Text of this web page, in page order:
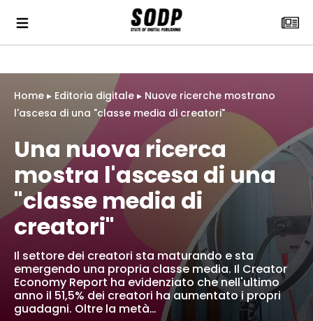
Home ▸ Editoria digitale ▸ Nuove ricerche mostrano
l'ascesa di una "classe media di creatori"
Una nuova ricerca
mostra l'ascesa di una
"classe media di
creatori"
Il settore dei creatori sta maturando e sta
emergendo una propria classe media. Il Creator
Economy Report ha evidenziato che nell'ultimo
anno il 51,5% dei creatori ha aumentato i propri
guadagni. Oltre la metà…